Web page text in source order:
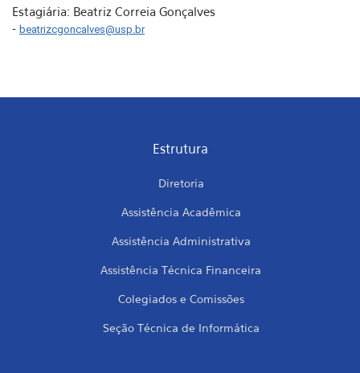
Estagiária: Beatriz Correia Gonçalves
- beatrizcgoncalves@usp.br
Estrutura
Diretoria
Assistência Acadêmica
Assistência Administrativa
Assistência Técnica Financeira
Colegiados e Comissões
Seção Técnica de Informática